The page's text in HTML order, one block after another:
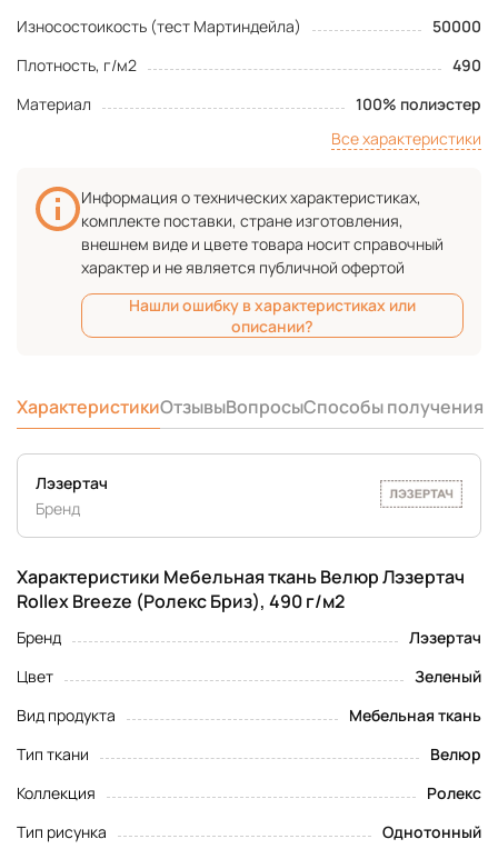
Износостоикость (тест Мартиндейла)
50000
Плотность, г/м2
490
Материал
100% полиэстер
Все характеристики
Информация о технических характеристиках,
комплекте поставки, стране изготовления,
внешнем виде и цвете товара носит справочный
характер и не является публичной офертой
Нашли ошибку в характеристиках или
описании?
ХарактеристикиОтзывыВопросыСпособы получения
Характеристики Мебельная ткань Велюр Лэзертач
Rollex Breeze (Ролекс Бриз), 490 г/м2
Бренд
Лэзертач
Цвет
Зеленый
Вид продукта
Мебельная ткань
Тип ткани
Велюр
Коллекция
Ролекс
Тип рисунка
Однотонный
Лэзертач
Бренд